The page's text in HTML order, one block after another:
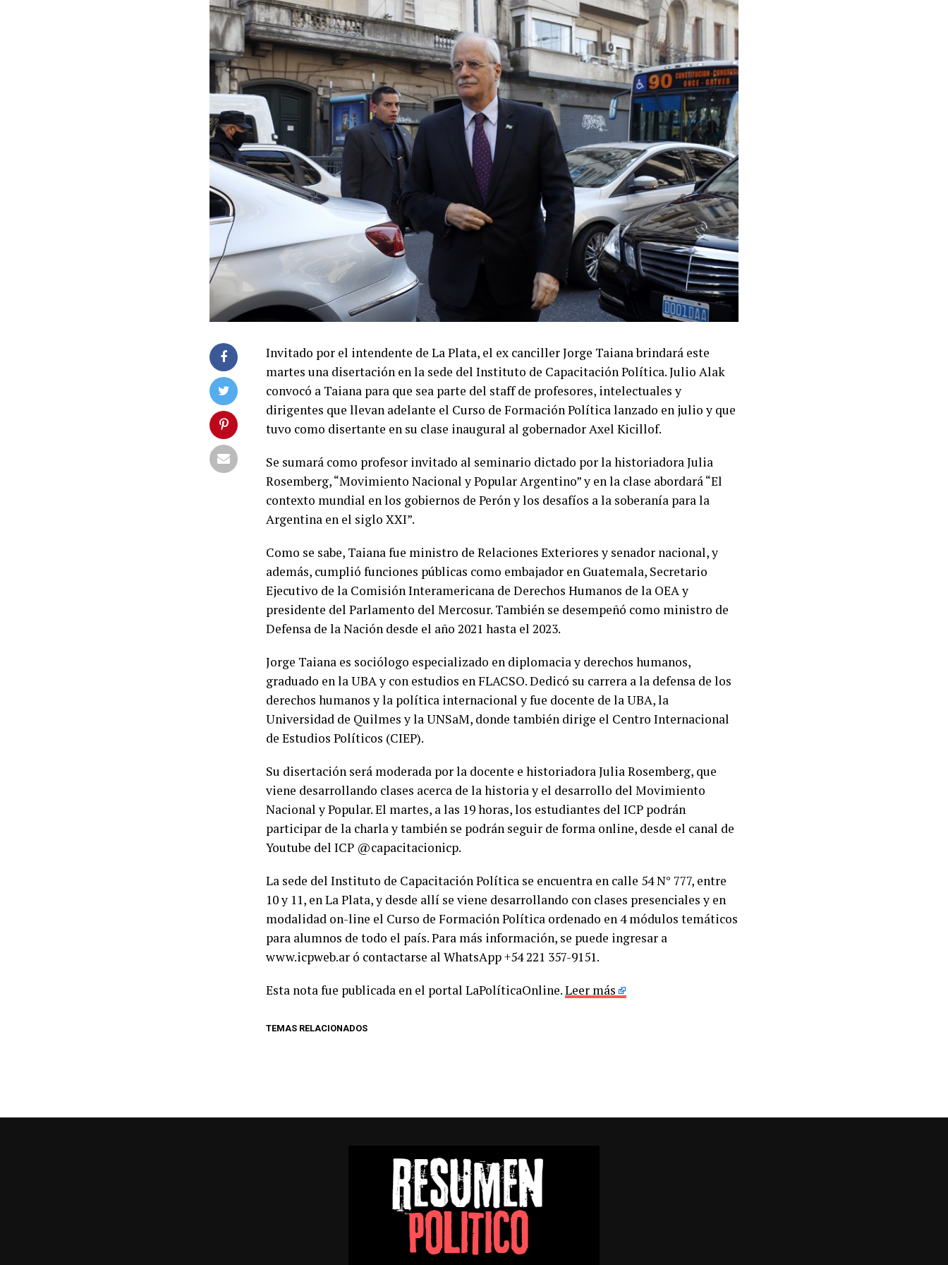
Invitado por el intendente de La Plata, el ex canciller Jorge Taiana brindará este
martes una disertación en la sede del Instituto de Capacitación Política. Julio Alak
convocó a Taiana para que sea parte del staff de profesores, intelectuales y
dirigentes que llevan adelante el Curso de Formación Política lanzado en julio y que
tuvo como disertante en su clase inaugural al gobernador Axel Kicillof.
Se sumará como profesor invitado al seminario dictado por la historiadora Julia
Rosemberg, “Movimiento Nacional y Popular Argentino” y en la clase abordará “El
contexto mundial en los gobiernos de Perón y los desafíos a la soberanía para la
Argentina en el siglo XXI”.
Como se sabe, Taiana fue ministro de Relaciones Exteriores y senador nacional, y
además, cumplió funciones públicas como embajador en Guatemala, Secretario
Ejecutivo de la Comisión Interamericana de Derechos Humanos de la OEA y
presidente del Parlamento del Mercosur. También se desempeñó como ministro de
Defensa de la Nación desde el año 2021 hasta el 2023.
Jorge Taiana es sociólogo especializado en diplomacia y derechos humanos,
graduado en la UBA y con estudios en FLACSO. Dedicó su carrera a la defensa de los
derechos humanos y la política internacional y fue docente de la UBA, la
Universidad de Quilmes y la UNSaM, donde también dirige el Centro Internacional
de Estudios Políticos (CIEP).
Su disertación será moderada por la docente e historiadora Julia Rosemberg, que
viene desarrollando clases acerca de la historia y el desarrollo del Movimiento
Nacional y Popular. El martes, a las 19 horas, los estudiantes del ICP podrán
participar de la charla y también se podrán seguir de forma online, desde el canal de
Youtube del ICP @capacitacionicp.
La sede del Instituto de Capacitación Política se encuentra en calle 54 N° 777, entre
10 y 11, en La Plata, y desde allí se viene desarrollando con clases presenciales y en
modalidad on-line el Curso de Formación Política ordenado en 4 módulos temáticos
para alumnos de todo el país. Para más información, se puede ingresar a
www.icpweb.ar ó contactarse al WhatsApp +54 221 357-9151.
Esta nota fue publicada en el portal LaPolíticaOnline.Leer más
TEMAS RELACIONADOS